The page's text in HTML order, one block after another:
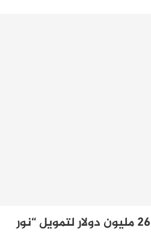
قرض للمغرب بقيمة 265 مليون دولار لتمويل “نور